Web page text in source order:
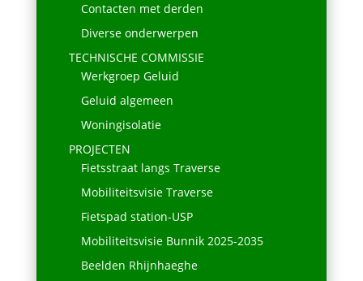
Contacten met derden
Diverse onderwerpen
TECHNISCHE COMMISSIE
Werkgroep Geluid
Geluid algemeen
Woningisolatie
PROJECTEN
Fietsstraat langs Traverse
Mobiliteitsvisie Traverse
Fietspad station-USP
Mobiliteitsvisie Bunnik 2025-2035
Beelden Rhijnhaeghe